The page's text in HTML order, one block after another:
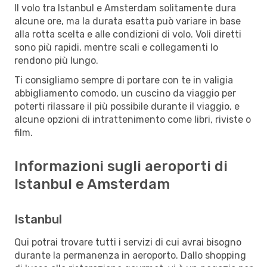
Il volo tra Istanbul e Amsterdam solitamente dura
alcune ore, ma la durata esatta può variare in base
alla rotta scelta e alle condizioni di volo. Voli diretti
sono più rapidi, mentre scali e collegamenti lo
rendono più lungo.
Ti consigliamo sempre di portare con te in valigia
abbigliamento comodo, un cuscino da viaggio per
poterti rilassare il più possibile durante il viaggio, e
alcune opzioni di intrattenimento come libri, riviste o
film.
Informazioni sugli aeroporti di
Istanbul e Amsterdam
Istanbul
Qui potrai trovare tutti i servizi di cui avrai bisogno
durante la permanenza in aeroporto. Dallo shopping